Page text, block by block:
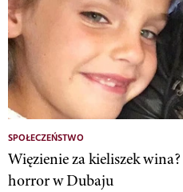
SPOŁECZEŃSTWO
Więzienie za kieliszek
horror w Dubaju